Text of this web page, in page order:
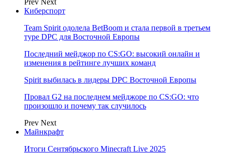
Prev Next
Киберспорт
Team Spirit одолела BetBoom и стала первой в третьем
туре DPC для Восточной Европы
Последний мейджор по CS:GO: высокий онлайн и
изменения в рейтинге лучших команд
Spirit выбилась в лидеры DPC Восточной Европы
Провал G2 на последнем мейджоре по CS:GO: что
произошло и почему так случилось
Prev Next
Майнкрафт
Итоги Сентябрьского Minecraft Live 2025